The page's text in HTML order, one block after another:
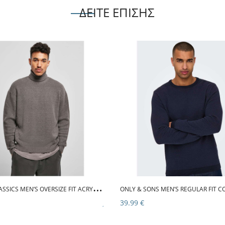
ΔΕΙΤΕ ΕΠΙΣΗΣ
U
RBAN CLASSICS MEN’S OVERSIZE FIT ACRYLIC ROLL NECK SWEATER TB4496 ASPHALT
39.99 €